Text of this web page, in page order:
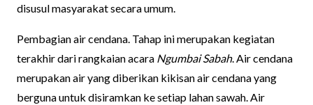
disusul masyarakat secara umum.
Pembagian air cendana. Tahap ini merupakan kegiatan
terakhir dari rangkaian acara Ngumbai Sabah. Air cendana
merupakan air yang diberikan kikisan air cendana yang
berguna untuk disiramkan ke setiap lahan sawah. Air